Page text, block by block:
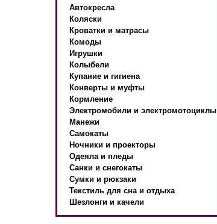
Автокресла
Коляски
Кроватки и матрасы
Комоды
Игрушки
Колыбели
Купание и гигиена
Конверты и муфты
Кормление
Электромобили и электромотоциклы
Манежи
Самокаты
Ночники и проекторы
Одеяла и пледы
Санки и снегокаты
Сумки и рюкзаки
Текстиль для сна и отдыха
Шезлонги и качели